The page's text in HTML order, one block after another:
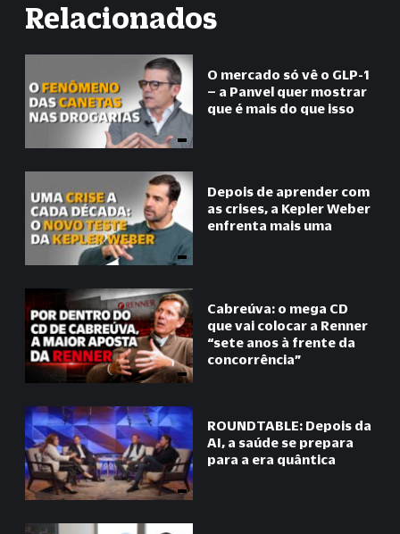
Relacionados
O mercado só vê o GLP-1
– a Panvel quer mostrar
que é mais do que isso
Depois de aprender com
as crises, a Kepler Weber
enfrenta mais uma
Cabreúva: o mega CD
que vai colocar a Renner
“sete anos à frente da
concorrência”
ROUNDTABLE: Depois da
AI, a saúde se prepara
para a era quântica